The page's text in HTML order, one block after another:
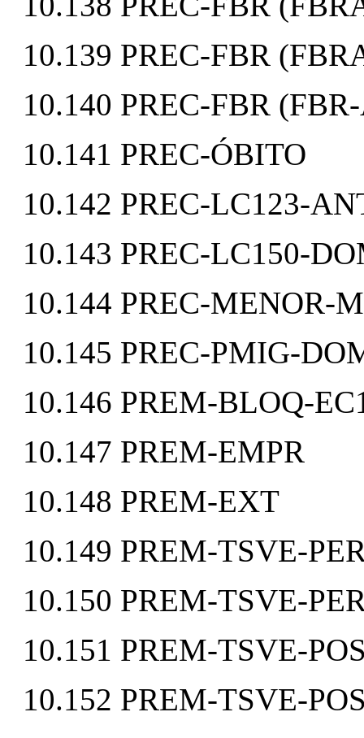
10.139 PREC-FBR
10.140 PREC-FBR
10.141 PREC-ÓBITO
10.142 PREC-LC123-
10.143 PREC-LC150-
10.144 PREC-MENOR-
10.145 PREC-PMIG-
10.146 PREM-BLOQ-
10.147 PREM-EMPR
10.148 PREM-EXT
10.149 PREM-TSVE-
10.150 PREM-TSVE-
10.151 PREM-TSVE-
10.152 PREM-TSVE-